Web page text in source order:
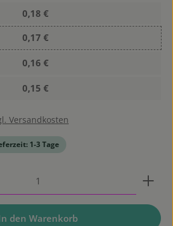
0,18 €
0,17 €
0,16 €
0,15 €
Versandkosten
1-3 Tage
Gib den gewünschten Wert ein
den Warenkorb